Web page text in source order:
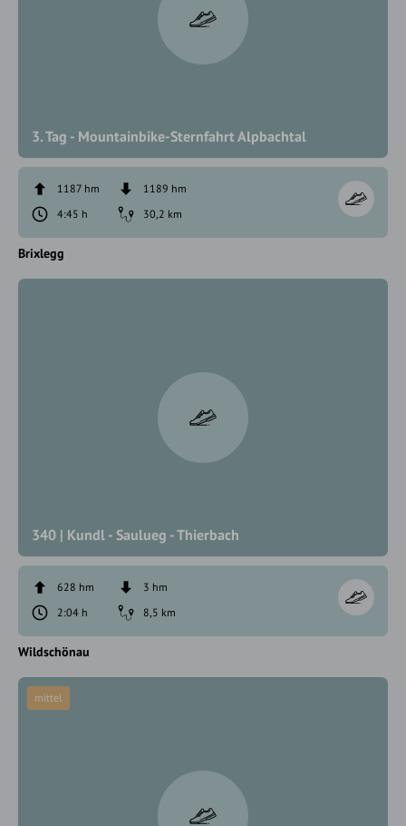
3. Tag - Mountainbike-Sternfahrt Alpbachtal
1187 hm
1189 hm
4:45 h
30,2 km
Brixlegg
340 | Kundl - Saulueg - Thierbach
628 hm
3 hm
2:04 h
8,5 km
Wildschönau
mittel